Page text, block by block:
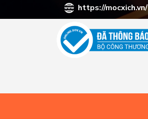
https://mocxich.vn/